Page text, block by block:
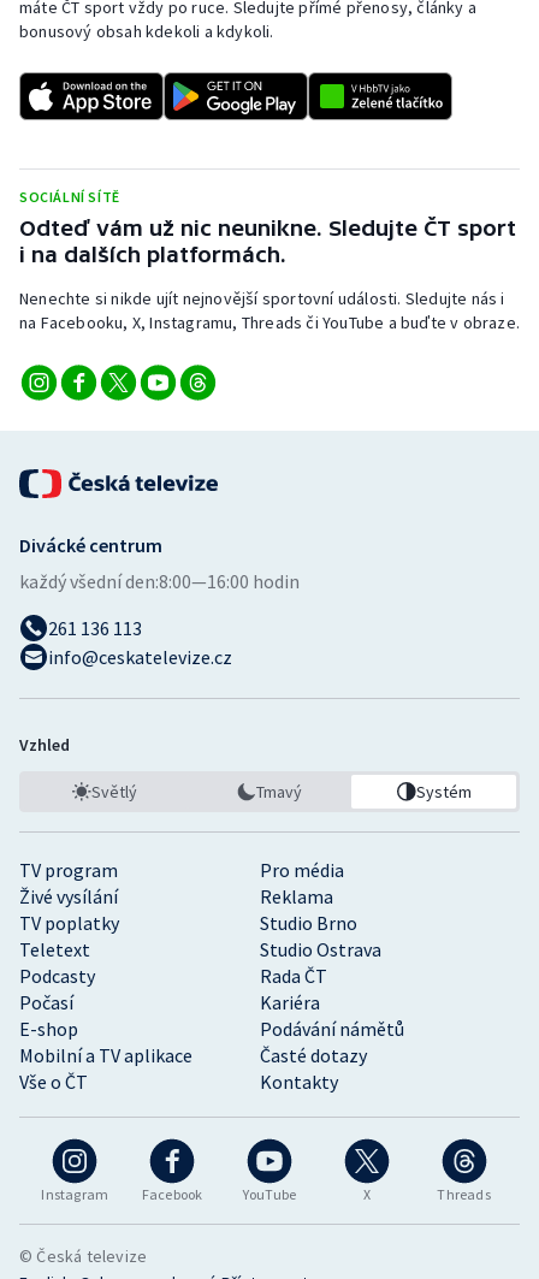
máte ČT sport vždy po ruce. Sledujte přímé přenosy, články a
bonusový obsah kdekoli a kdykoli.
SOCIÁLNÍ SÍTĚ
Odteď vám už nic neunikne. Sledujte ČT sport
i na dalších platformách.
Nenechte si nikde ujít nejnovější sportovní události. Sledujte nás i
na Facebooku, X, Instagramu, Threads či YouTube a buďte v obraze.
Instagram Facebook YouTube X Threads
TV program
Pro média
Živé vysílání
Reklama
TV poplatky
Studio Brno
Teletext
Studio Ostrava
Podcasty
Rada ČT
Počasí
Kariéra
E-shop
Podávání námětů
Mobilní a TV aplikace
Časté dotazy
Vše o ČT
Kontakty
Divácké centrum
každý všední den:8:00—16:00 hodin
261 136 113
info@ceskatelevize.cz
Vzhled
Světlý Tmavý Systém
© Česká televize